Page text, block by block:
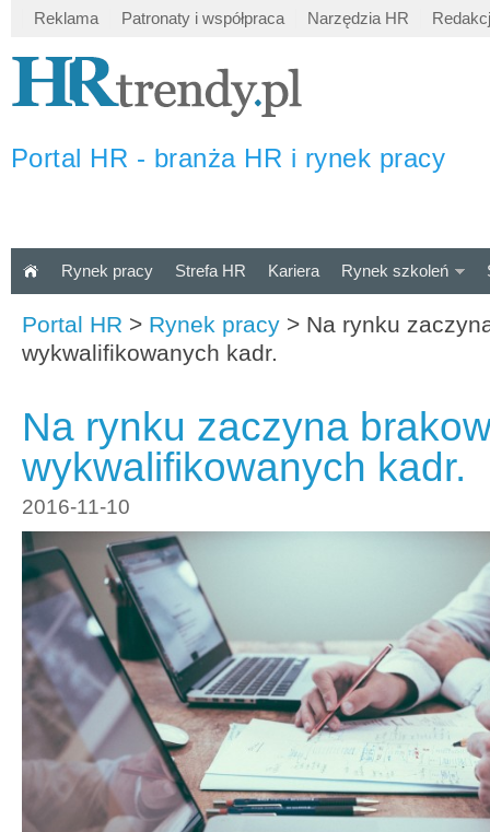
Reklama Patronaty i współpraca Narzędzia HR
Portal HR - branża HR i rynek pracy
Rynek pracy Strefa HR Kariera Rynek szkoleń
Portal HR > Rynek pracy > Na rynku
wykwalifikowanych kadr.
Na rynku zaczyna
wykwalifikowanych kadr.
2016-11-10